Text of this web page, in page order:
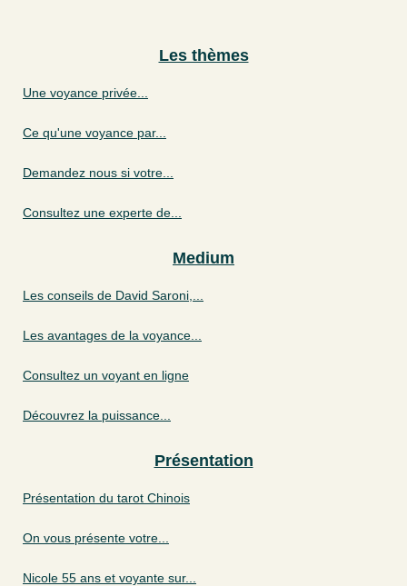
Les thèmes
Une voyance privée...
Ce qu'une voyance par...
Demandez nous si votre...
Consultez une experte de...
Medium
Les conseils de David Saroni,...
Les avantages de la voyance...
Consultez un voyant en ligne
Découvrez la puissance...
Présentation
Présentation du tarot Chinois
On vous présente votre...
Nicole 55 ans et voyante sur...